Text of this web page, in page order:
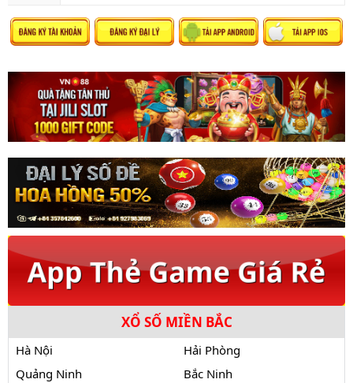
XỔ SỐ MIỀN BẮC
Hà Nội
Hải Phòng
Quảng Ninh
Bắc Ninh